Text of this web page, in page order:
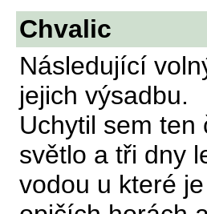
Chvalic
Následující
jejich výsadbu.
Uchytil sem
světlo a tři dny
vodou u které